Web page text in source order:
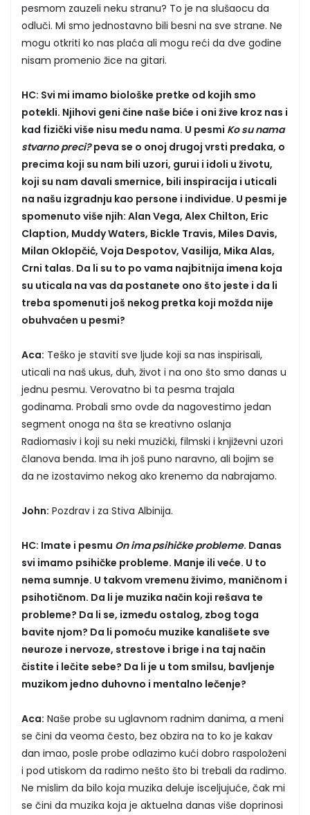
pesmom zauzeli neku stranu? To je na slušaocu da
odluči. Mi smo jednostavno bili besni na sve strane. Ne
mogu otkriti ko nas plaća ali mogu reći da dve godine
nisam promenio žice na gitari.
HC: Svi mi imamo biološke pretke od kojih smo
potekli. Njihovi geni čine naše biće i oni žive kroz nas i
kad fizički više nisu među nama. U pesmi Ko su nama
stvarno preci?peva se o onoj drugoj vrsti predaka, o
precima koji su nam bili uzori, gurui i idoli u životu,
koji su nam davali smernice, bili inspiracija i uticali
na našu izgradnju kao persone i individue. U pesmi je
spomenuto više njih: Alan Vega, Alex Chilton, Eric
Claption, Muddy Waters, Bickle Travis, Miles Davis,
Milan Oklopčić, Voja Despotov, Vasilija, Mika Alas,
Crni talas. Da li su to po vama najbitnija imena koja
su uticala na vas da postanete ono što jeste i da li
treba spomenuti još nekog pretka koji možda nije
obuhvaćen u pesmi?
Aca: Teško je staviti sve ljude koji sa nas inspirisali,
uticali na naš ukus, duh, život i na ono što smo danas u
jednu pesmu. Verovatno bi ta pesma trajala
godinama. Probali smo ovde da nagovestimo jedan
segment onoga na šta se kreativno oslanja
Radiomasiv i koji su neki muzički, filmski i književni uzori
članova benda. Ima ih još puno naravno, ali bojim se
da ne izostavimo nekog ako krenemo da nabrajamo.
John: Pozdrav i za Stiva Albinija.
HC: Imate i pesmu On ima psihičke probleme. Danas
svi imamo psihičke probleme. Manje ili veće. U to
nema sumnje. U takvom vremenu živimo, maničnom i
psihotičnom. Da li je muzika način koji rešava te
probleme? Da li se, između ostalog, zbog toga
bavite njom? Da li pomoću muzike kanališete sve
neuroze i nervoze, strestove i brige i na taj način
čistite i lečite sebe? Da li je u tom smilsu, bavljenje
muzikom jedno duhovno i mentalno lečenje?
Aca: Naše probe su uglavnom radnim danima, a meni
se čini da veoma često, bez obzira na to ko je kakav
dan imao, posle probe odlazimo kući dobro raspoloženi
i pod utiskom da radimo nešto što bi trebali da radimo.
Ne mislim da bilo koja muzika deluje isceljujuće, čak mi
se čini da muzika koja je aktuelna danas više doprinosi